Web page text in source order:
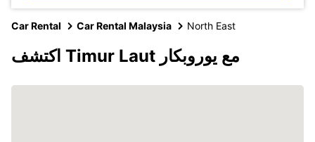
Car Rental Car Rental Malaysia North East
اكتشف Timur Laut مع يوروبكار